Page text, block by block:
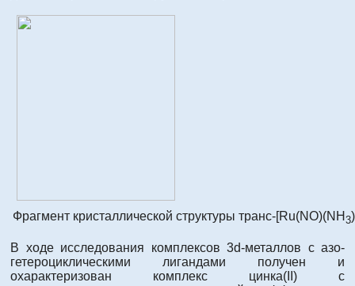
Фрагмент кристаллической структуры транс-[Ru(NO)(NH 3)
В ходе исследования комплексов 3d-металлов с азо-
гетероциклическими лигандами получен и
охарактеризован комплекс цинка(II) с